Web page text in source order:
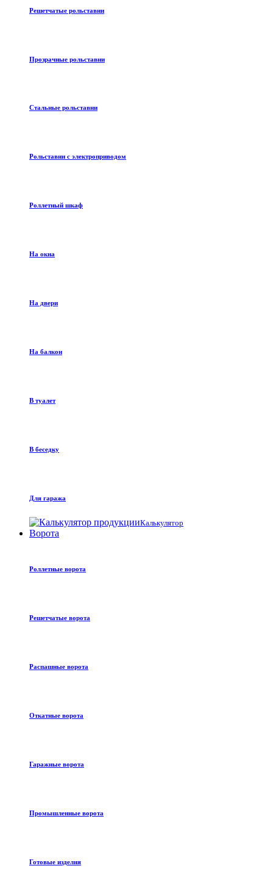
Решетчатые рольставни
Прозрачные рольставни
Стальные рольставни
Рольставни с электроприводом
Роллетный шкаф
На окна
На двери
На балкон
В туалет
В беседку
Для гаража
Калькулятор
Ворота
Роллетные ворота
Решетчатые ворота
Распашные ворота
Откатные ворота
Гаражные ворота
Промышленные ворота
Готовые изделия